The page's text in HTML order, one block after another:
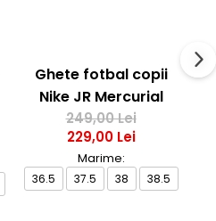
Ghete fotbal copii
Nike JR Mercurial
Vapor 17 Club FG/MG
249,00 Lei
229,00 Lei
Marime:
36.5 37.5 38 38.5